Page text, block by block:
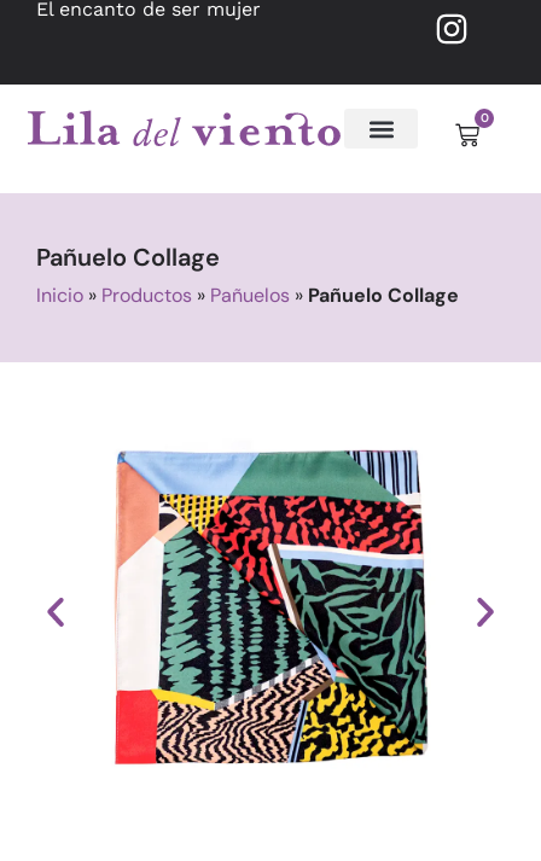
El encanto de ser mujer
0
Pañuelo Collage
Inicio » Productos » Pañuelos » Pañuelo Collage